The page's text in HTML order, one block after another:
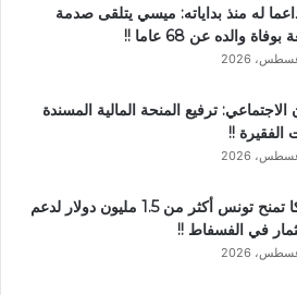
له منذ بداياته: ميسي يتلقى صدمة
والده عن 68 عاما !!
الاجتماعي: ترفيع المنحة المالية المسندة
الفقيرة !!
أمريكا تمنح تونس أكثر من 1.5 مليون دولار لدعم
في الفسفاط !!